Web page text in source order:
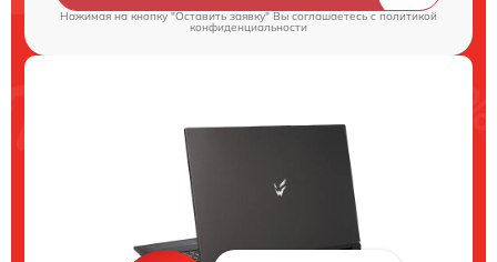
Нажимая на кнопку "Оставить заявку" Вы соглашаетесь cполитикой
конфиденциальности